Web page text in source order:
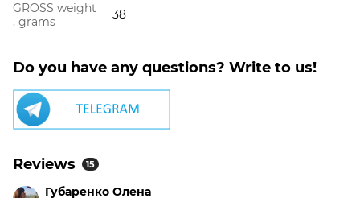
GROSS weight
, grams
38
Do you have any questions? Write to us!
Reviews 15
Губаренко Олена